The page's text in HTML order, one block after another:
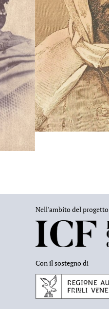
Nell'ambito del progetto
Con il sostegno di